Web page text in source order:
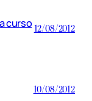
curso12/08/2012
10/08/2012